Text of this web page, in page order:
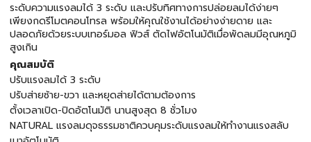
ระดับความแรงลมได้ 3 ระดับ และปรับทิศทางการปล่อยลมได้ง่ายๆ
เพียงกดรีโมตคอนโทรล พร้อมให้คุณใช้งานได้อย่างง่ายดาย และ
ปลอดภัยด้วยระบบเทอร์มอล ฟิวส์ ตัดไฟอัตโนมัติเมื่อพัดลมมีอุณหภูมิ
สูงเกิน
คุณสมบัติ
ปรับแรงลมได้ 3 ระดับ
ปรับส่ายซ้าย-ขวา และหยุดส่ายได้ตามต้องการ
ตั้งเวลาเปิด-ปิดอัตโนมัติ นานสูงสุด 8 ชั่วโมง
NATURAL แรงลมดุจธรรมชาติควบคุมระดับแรงลมให้ทำงานแรงสลับ